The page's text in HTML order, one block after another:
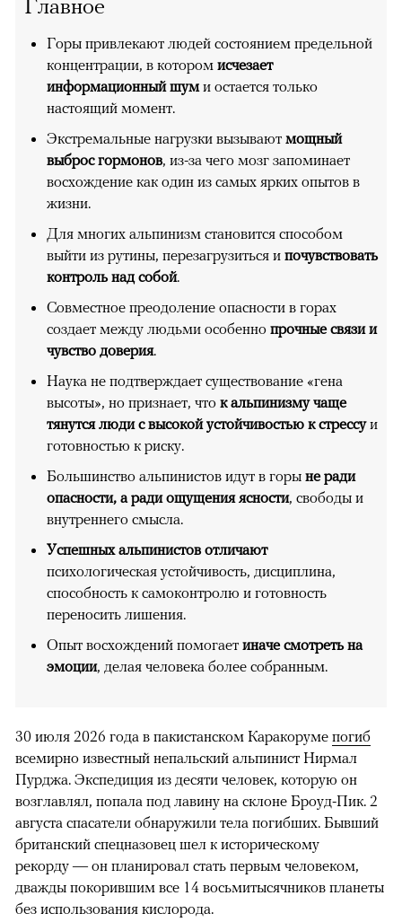
Главное
Горы привлекают людей состоянием предельной
концентрации, в котором исчезает
информационный шуми остается только
настоящий момент.
Экстремальные нагрузки вызывают мощный
выброс гормонов, из-за чего мозг запоминает
восхождение как один из самых ярких опытов в
жизни.
Для многих альпинизм становится способом
выйти из рутины, перезагрузиться и почувствовать
контроль над собой.
Совместное преодоление опасности в горах
создает между людьми особенно прочные связи и
чувство доверия.
Наука не подтверждает существование «гена
высоты», но признает, что к альпинизму чаще
тянутся люди с высокой устойчивостью к стрессуи
готовностью к риску.
Большинство альпинистов идут в горы не ради
опасности, а ради ощущения ясности, свободы и
внутреннего смысла.
Успешных альпинистов отличают
психологическая устойчивость, дисциплина,
способность к самоконтролю и готовность
переносить лишения.
Опыт восхождений помогает иначе смотреть на
эмоции, делая человека более собранным.
30 июля 2026 года в пакистанском Каракоруме погиб
всемирно известный непальский альпинист Нирмал
Пурджа. Экспедиция из десяти человек, которую он
возглавлял, попала под лавину на склоне Броуд-Пик. 2
августа спасатели обнаружили тела погибших. Бывший
британский спецназовец шел к историческому
рекорду — он планировал стать первым человеком,
дважды покорившим все 14 восьмитысячников планеты
без использования кислорода.